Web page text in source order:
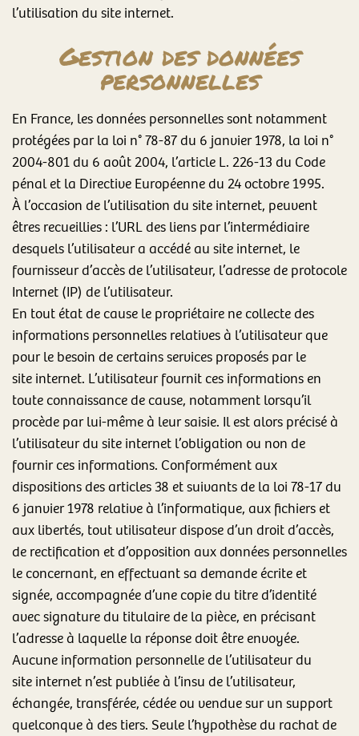
l’utilisation du site internet.
Gestion des données
personnelles
En France, les données personnelles sont notamment
protégées par la loi n° 78-87 du 6 janvier 1978, la loi n°
2004-801 du 6 août 2004, l’article L. 226-13 du Code
pénal et la Directive Européenne du 24 octobre 1995.
À l’occasion de l’utilisation du site internet, peuvent
êtres recueillies : l’URL des liens par l’intermédiaire
desquels l’utilisateur a accédé au site internet, le
fournisseur d’accès de l’utilisateur, l’adresse de protocole
Internet (IP) de l’utilisateur.
En tout état de cause le propriétaire ne collecte des
informations personnelles relatives à l’utilisateur que
pour le besoin de certains services proposés par le
site internet. L’utilisateur fournit ces informations en
toute connaissance de cause, notamment lorsqu’il
procède par lui-même à leur saisie. Il est alors précisé à
l’utilisateur du site internet l’obligation ou non de
fournir ces informations. Conformément aux
dispositions des articles 38 et suivants de la loi 78-17 du
6 janvier 1978 relative à l’informatique, aux fichiers et
aux libertés, tout utilisateur dispose d’un droit d’accès,
de rectification et d’opposition aux données personnelles
le concernant, en effectuant sa demande écrite et
signée, accompagnée d’une copie du titre d’identité
avec signature du titulaire de la pièce, en précisant
l’adresse à laquelle la réponse doit être envoyée.
Aucune information personnelle de l’utilisateur du
site internet n’est publiée à l’insu de l’utilisateur,
échangée, transférée, cédée ou vendue sur un support
quelconque à des tiers. Seule l’hypothèse du rachat de